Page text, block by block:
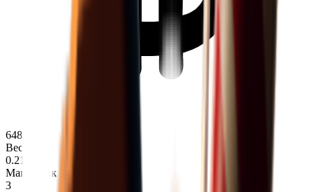
648
Вес
0.21
Макс. стак
3